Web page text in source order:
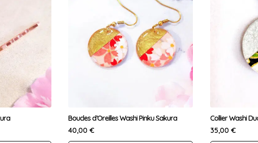
Boucles d’Oreilles Washi Pinku Sakura
40,00€
Collier Washi
35,00 €